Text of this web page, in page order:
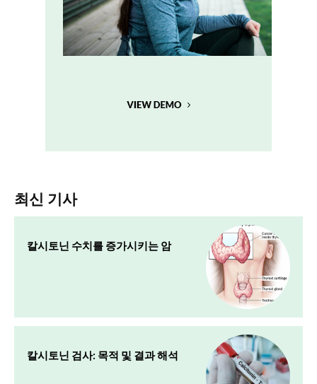
최신 기사
칼시토닌 수치를 증가시키는 암
칼시토닌 검사: 목적 및 결과 해석